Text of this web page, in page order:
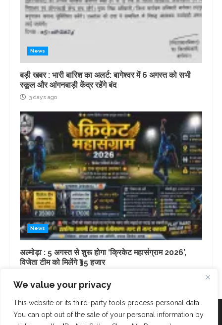
We value your privacy
This website or its third-party tools process personal data.
You can opt out of the sale of your personal information by
News
बड़ी खबर : भारी बारिश का अलर्ट: बागेश्वर में 6 अगस्त को सभी
स्कूल और आंगनबाड़ी केंद्र रहेंगे बंद
3 days ago
News
अल्मोड़ा : 5 अगस्त से शुरू होगा ‘क्रिकेट महासंग्राम 2026’,
विजेता टीम को मिलेंगे ₹35 हजार
FacebookInstagram
Twitter